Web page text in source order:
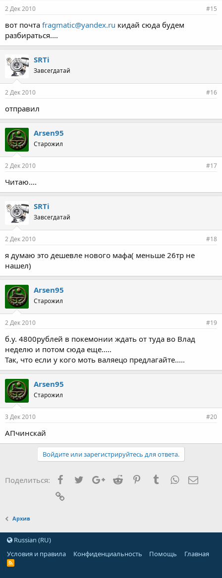
2 Дек 2010 #15
вот почта fragmatic@yandex.ru кидай сюда будем
разбираться....
SRTi
Завсегдатай
2 Дек 2010 #16
отправил
Arsen95
Старожил
2 Дек 2010 #17
Читаю....
SRTi
Завсегдатай
2 Дек 2010 #18
я думаю это дешевле нового мафа( меньше 26тр не
нашел)
Arsen95
Старожил
2 Дек 2010 #19
б.у. 4800рублей в покемонии ждать от туда во Влад
неделю и потом сюда еще.....
Так, что если у кого моть валяецо предлагайте.....
Arsen95
Старожил
3 Дек 2010 #20
АПчинскай
Войдите или зарегистрируйтесь для ответа.
Поделиться: FacebookTwitterGoogle+
Reddit PinterestTumblrWhatsApp
Архив
Russian (RU)
Условия и правила
Конфиденциальность Помощь Главная